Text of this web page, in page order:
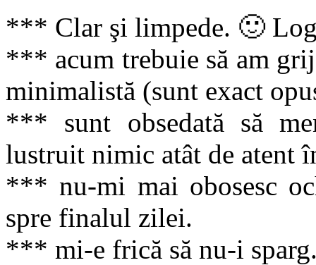
*** Clar şi limpede. 🙂
*** acum trebuie să am
minimalistă (sunt exact
*** sunt obsedată să
lustruit nimic atât de atent
*** nu-mi mai obosesc
spre finalul zilei.
*** mi-e frică să nu-i